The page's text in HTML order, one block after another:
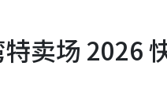
卖场 2026